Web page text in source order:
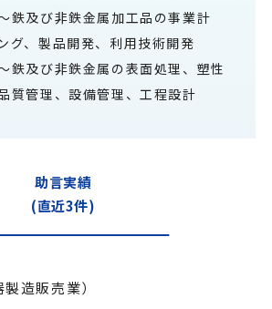
鉄及び非鉄金属加工品の事業計
グ、製品開発、利用技術開発
鉄及び非鉄金属の表面処理、塑性
質管理、設備管理、工程設計
助言実績
(直近3件)
製造販売業）